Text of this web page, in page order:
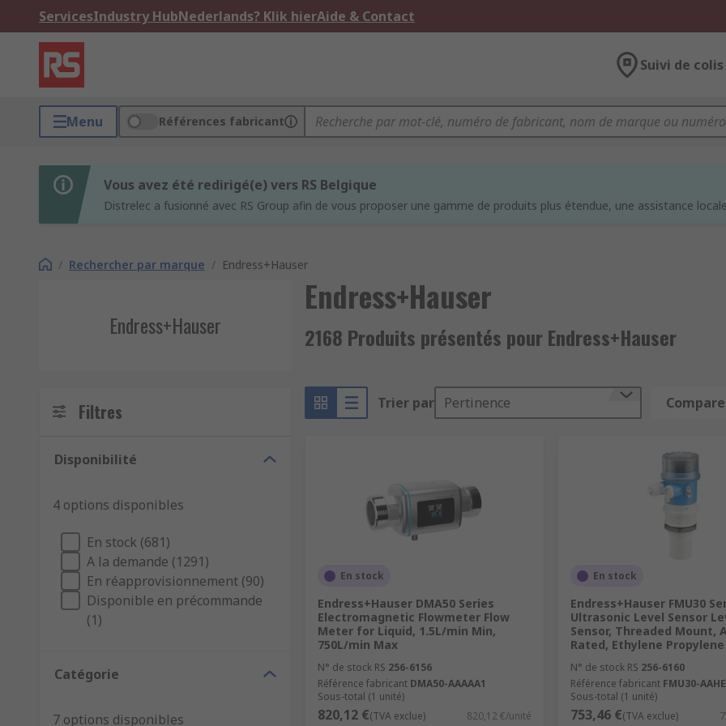
ServicesIndustry HubNederlands? Klik hierAide & Contact
Suivi de colis
Menu Références fabricant
Vous avez été redirigé(e) vers RS Belgique
Distrelec a fusionné avec RS Group afin de vous proposer une gamme de produits plus étendue, une assistance
/ Rechercher par marque / Endress+Hauser
Endress+Hauser
Endress+Hauser
2168 Produits présentés pour Endress+Hauser
Filtres
Disponibilité
4 options disponibles
En stock (681)
A la demande (1291)
En réapprovisionnement (90)
Disponible en précommande
(1)
Catégorie
7 options disponibles
Trier par Pertinence
En stock
Endress+Hauser DMA50 Series
Electromagnetic Flowmeter Flow
Meter for Liquid, 1.5L/min Min,
750L/min Max
N° de stock RS 256-6156
Référence fabricant DMA50-AAAAA1
Sous-total (1 unité)
820,12 €(TVA exclue) 820,12 €/unité
En stock
Endress+Hauser FMU30
Ultrasonic Level Sensor
Sensor, Threaded Mount,
Rated, Ethylene
N° de stock RS 256-6160
Référence fabricant FMU30-
Sous-total (1 unité)
753,46 €(TVA exclue)